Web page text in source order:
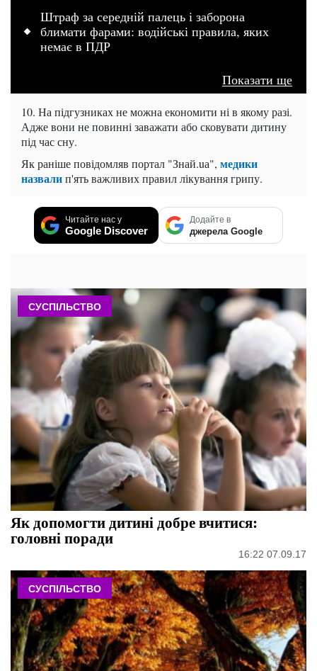
Штраф за середній палець і заборона
блимати фарами: водійські правила, яких
немає в ПДР
Показати ще
10. На підгузниках не можна економити ні в якому разі.
Адже вони не повинні заважати або сковувати дитину
під час сну.
Як раніше повідомляв портал "Знай.uа", медики
назвалип'ять важливих правил лікування грипу.
Читайте нас у
Google Discover
Додайте в
джерела Google
СУСПІЛЬСТВО
Як допомогти дитині добре вчитися:
головні поради
16:22 07.09.17
СУСПІЛЬСТВО